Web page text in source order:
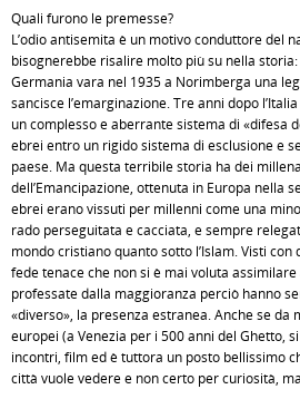
Quali furono le premesse?
L’odio antisemita è un motivo conduttore del
bisognerebbe risalire molto più su nella
Germania vara nel 1935 a Norimberga una
sancisce l’emarginazione. Tre anni dopo
un complesso e aberrante sistema di «difesa
ebrei entro un rigido sistema di esclusione e
paese. Ma questa terribile storia ha dei
dell’Emancipazione, ottenuta in Europa nella
ebrei erano vissuti per millenni come una
rado perseguitata e cacciata, e sempre
mondo cristiano quanto sotto l’Islam. Visti
fede tenace che non si è mai voluta
professate dalla maggioranza perciò hanno
«diverso», la presenza estranea. Anche se da
europei (a Venezia per i 500 anni del Ghetto,
incontri, film ed è tuttora un posto bellissimo
città vuole vedere e non certo per curiosità,